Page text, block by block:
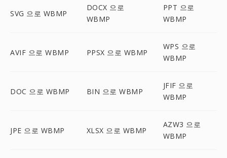
SVG 으로 WBMP
DOCX 으로
WBMP
PPT 으로
WBMP
AVIF 으로 WBMP PPSX 으로 WBMP
WPS 으로
WBMP
DOC 으로 WBMP BIN 으로 WBMP
JFIF 으로
WBMP
JPE 으로 WBMP XLSX 으로 WBMP
AZW3 으로
WBMP